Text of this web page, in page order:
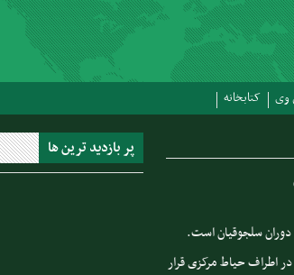
وی کتابخانه
دوران سلجوقیان است.
اطراف حیاط مرکزی قرار
پر بازدید ترین ها